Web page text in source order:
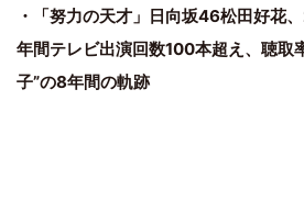
・「努力の天才」日向坂46松田好
年間テレビ出演回数100本超え、聴取
子”の8年間の軌跡